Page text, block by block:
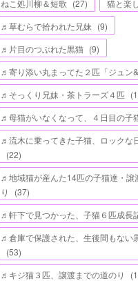
ねこ処川柳＆短歌 (27) 猫と楽
♬草むらで拾われた兄妹 (9)
♬片目のつぶれた黒猫 (9)
♬寄り添い丸まってた２匹「ジュン&
♬そっくり兄妹・茶トラーズ４匹 (
♬母猫がいなくなって、４日目の子
♬流木に乗ってきた子猫、ロックな
(22)
♬地域猫が産んた14匹の子猫達・譲
り
(37)
♬軒下で見つかった、子猫６匹成長
♬倉庫で保護された、生後間もない
(53)
♬キジ猫３匹、譲渡までの道のり
(